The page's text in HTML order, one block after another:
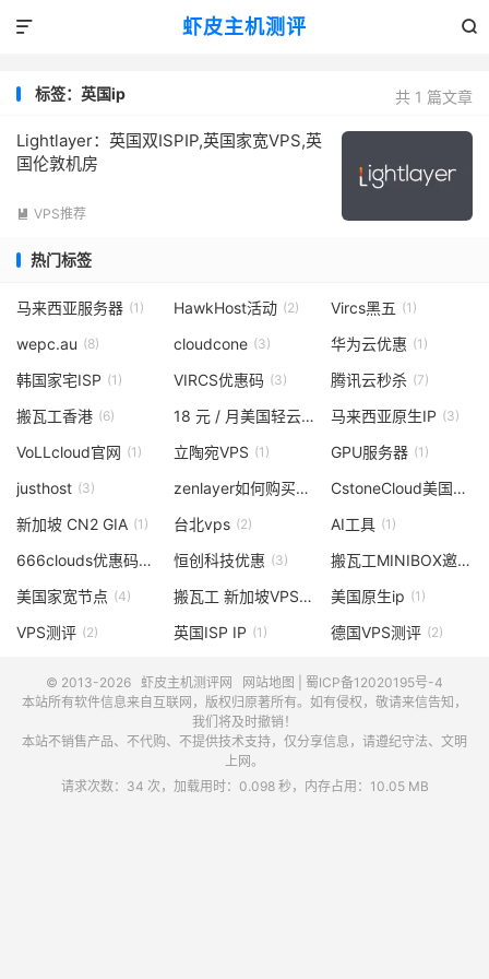
虾皮主机测评 

共 1 篇文章
标签：英国ip
Lightlayer：英国双ISPIP,英国家宽VPS,英
国伦敦机房
 VPS推荐
热门标签
马来西亚服务器 (1) HawkHost活动 (2) Vircs黑五 (1)
wepc.au (8) cloudcone (3) 华为云优惠 (1)
韩国家宅ISP (1) VIRCS优惠码 (3) 腾讯云秒杀 (7)
搬瓦工香港 (6) 18 元 / 月美国轻云服务器 (1)
马来西亚原生IP (3)
VoLLcloud官网 (1) 立陶宛VPS (1) GPU服务器 (1)
justhost (3) zenlayer如何购买
(1) CstoneCloud美国vps
新加坡 CN2 GIA (1) 台北vps (2) AI工具 (1)
666clouds优惠码(3) 恒创科技优惠 (3)
搬瓦工MINIBOX邀请码
美国家宽节点 (4) 搬瓦工 新加坡VPS
(1) 美国原生ip (1)
VPS测评 (2) 英国ISP IP (1) 德国VPS测评 (2)
© 2013-2026 虾皮主机测评网 网站地图
蜀ICP备12020195号-4
本站所有软件信息来自互联网，版权归原著所有。如有侵权，敬请来信告知，
我们将及时撤销！
本站不销售产品、不代购、不提供技术支持，仅分享信息，请遵纪守法、文明
上网。
请求次数：34 次，加载用时：0.098 秒，内存占用：10.05 MB